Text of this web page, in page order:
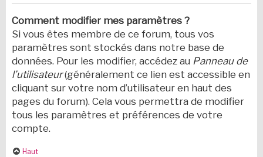
Comment modifier mes paramètres ?
Si vous êtes membre de ce forum, tous vos
paramètres sont stockés dans notre base de
données. Pour les modifier, accédez au Panneau de
l’utilisateur(généralement ce lien est accessible en
cliquant sur votre nom d’utilisateur en haut des
pages du forum). Cela vous permettra de modifier
tous les paramètres et préférences de votre
compte.
Haut